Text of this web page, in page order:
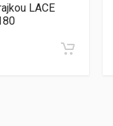
LACE